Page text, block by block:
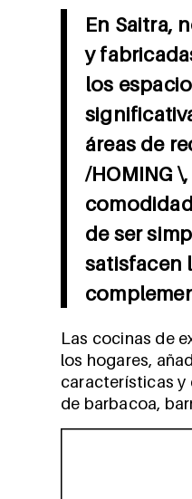
En Saitra,
y
los
áreas de
/HOMING
de ser
satisfacen
Las cocinas de
los hogares,
características y
de barbacoa,